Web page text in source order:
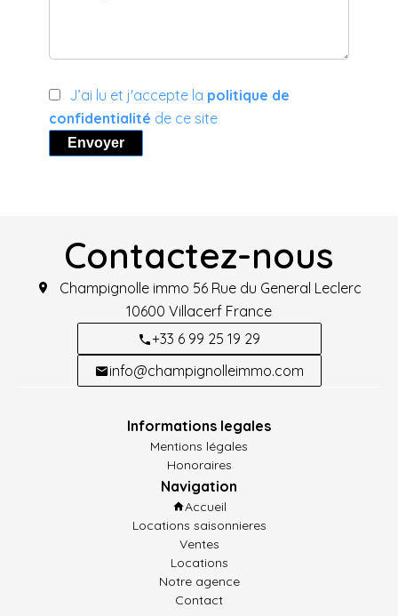
J’ai lu et j'accepte la politique de
confidentialité de ce site
Envoyer
Contactez-nous
Champignolle immo 56 Rue du General Leclerc
10600 Villacerf France
+33 6 99 25 19 29
info@champignolleimmo.com
Informations legales
Mentions légales
Honoraires
Navigation
Accueil
Locations saisonnieres
Ventes
Locations
Notre agence
Contact